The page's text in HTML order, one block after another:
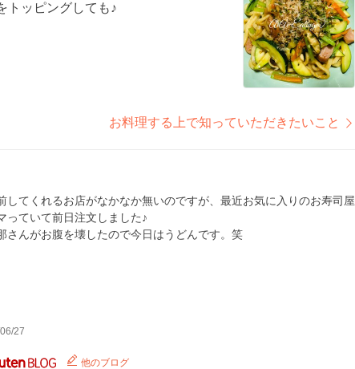
トッピングしても♪
お料理する上で知っていただきたいこと
してくれるお店がなかなか無いのですが、最近お気に入りのお寿司屋
っていて前日注文しました♪
さんがお腹を壊したので今日はうどんです。笑
27
他のブログ